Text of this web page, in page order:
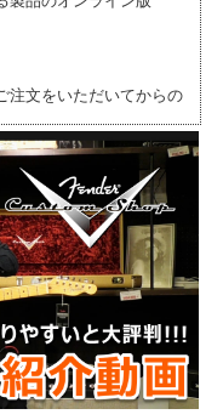
注文をいただいてからの